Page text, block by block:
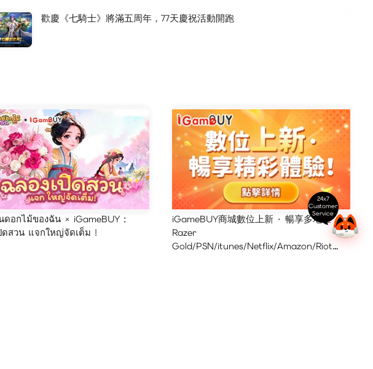
歡慶《七騎士》將滿五周年，77天慶祝活動開跑
ดอกไม้ของฉัน × iGameBUY :
ดสวน แจกใหญ่จัดเต็ม !
iGameBUY商城數位上新 · 暢享多地區
Razer
Gold/PSN/itunes/Netflix/Amazon/Riot
24x7
Customer
Service